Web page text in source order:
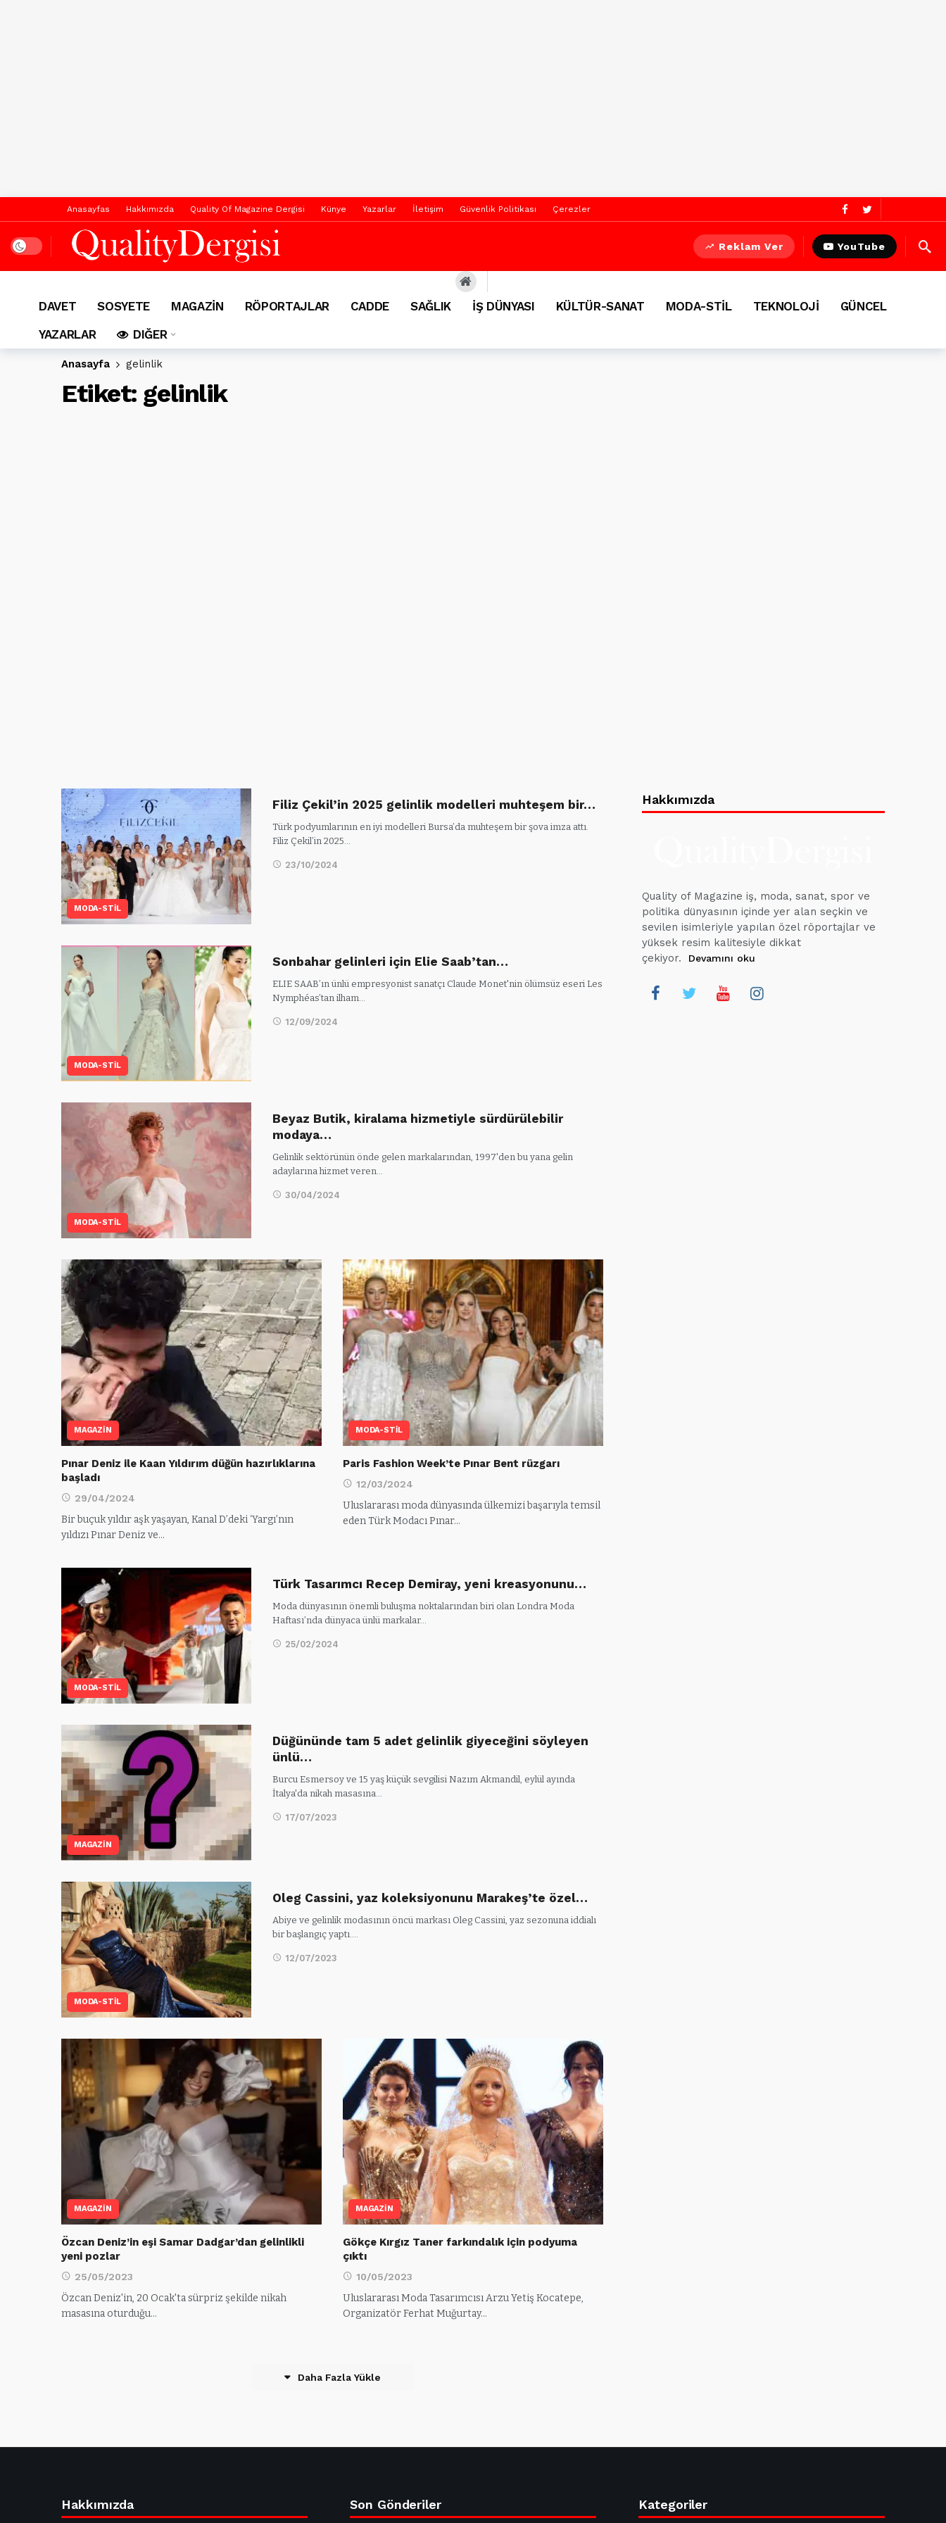
Anasayfas Hakkımızda Quality Of Magazine Dergisi Künye Yazarlar İletişim Güvenlik Politikası Çerezler
Dark mode Reklam Ver YouTube
DAVET SOSYETE MAGAZİN RÖPORTAJLAR CADDE SAĞLIK İŞ DÜNYASI KÜLTÜR-SANAT MODA-STİL TEKNOLOJİ
GÜNCEL
YAZARLAR
DIĞER
Anasayfa gelinlik
Etiket: gelinlik
MODA-STİL
Filiz Çekil’in 2025 gelinlik modelleri muhteşem bir…
Türk podyumlarının en iyi modelleri Bursa’da muhteşem bir şova imza attı.
Filiz Çekil’in 2025…
23/10/2024
MODA-STİL
Sonbahar gelinleri için Elie Saab’tan…
ELIE SAAB’ın ünlü empresyonist sanatçı Claude Monet'nin ölümsüz eseri Les
Nymphéas’tan ilham…
12/09/2024
MODA-STİL
Beyaz Butik, kiralama hizmetiyle sürdürülebilir
modaya…
Gelinlik sektörünün önde gelen markalarından, 1997'den bu yana gelin
adaylarına hizmet veren…
30/04/2024
MAGAZİN
Pınar Deniz ile Kaan Yıldırım düğün hazırlıklarına
başladı
29/04/2024
Bir buçuk yıldır aşk yaşayan, Kanal D’deki ‘Yargı’nın
yıldızı Pınar Deniz ve…
MODA-STİL
Paris Fashion Week’te Pınar Bent rüzgarı
12/03/2024
Uluslararası moda dünyasında ülkemizi başarıyla temsil
eden Türk Modacı Pınar…
MODA-STİL
Türk Tasarımcı Recep Demiray, yeni kreasyonunu…
Moda dünyasının önemli buluşma noktalarından biri olan Londra Moda
Haftası’nda dünyaca ünlü markalar…
25/02/2024
MAGAZİN
Düğününde tam 5 adet gelinlik giyeceğini söyleyen
ünlü…
Burcu Esmersoy ve 15 yaş küçük sevgilisi Nazım Akmandil, eylül ayında
İtalya'da nikah masasına…
17/07/2023
MODA-STİL
Oleg Cassini, yaz koleksiyonunu Marakeş’te özel…
Abiye ve gelinlik modasının öncü markası Oleg Cassini, yaz sezonuna iddialı
bir başlangıç yaptı.…
12/07/2023
MAGAZİN
Özcan Deniz’in eşi Samar Dadgar’dan gelinlikli
yeni pozlar
25/05/2023
Özcan Deniz'in, 20 Ocak'ta sürpriz şekilde nikah
masasına oturduğu…
MAGAZİN
Gökçe Kırgız Taner farkındalık için podyuma
çıktı
10/05/2023
Uluslararası Moda Tasarımcısı Arzu Yetiş Kocatepe,
Organizatör Ferhat Muğurtay…
Daha Fazla Yükle
Hakkımızda
Quality of Magazine iş, moda, sanat, spor ve
politika dünyasının içinde yer alan seçkin ve
sevilen isimleriyle yapılan özel röportajlar ve
yüksek resim kalitesiyle dikkat
çekiyor.
Devamını oku
Hakkımızda Son Gönderiler Kategoriler